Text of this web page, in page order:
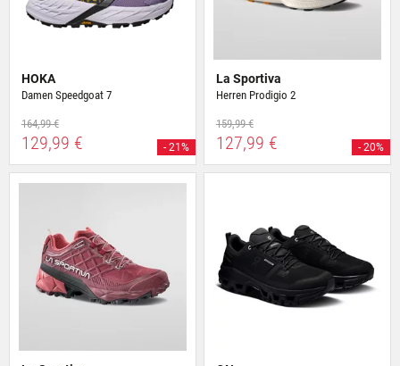
HOKA
Damen Speedgoat 7
164,99 €
129,99 € - 21%
La Sportiva
Herren Prodigio 2
159,99 €
127,99 € - 20%